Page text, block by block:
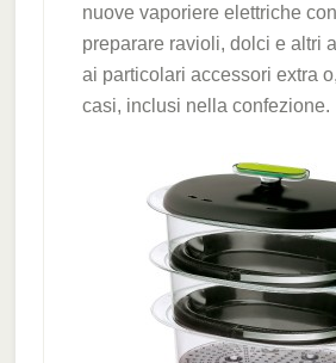
nuove vaporiere elettriche
preparare ravioli, dolci e altri
ai particolari accessori extra
casi, inclusi nella confezione.